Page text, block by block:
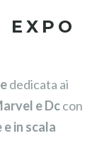
EXPO
dedicata ai
e Dccon
in scala